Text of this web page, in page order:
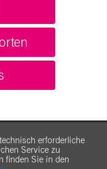
erforderliche
Service zu
finden Sie in den